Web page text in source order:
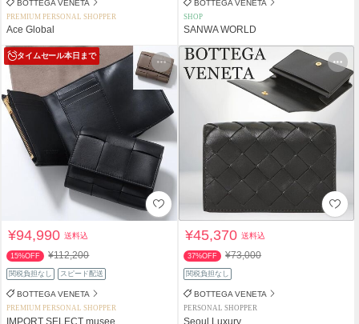
BOTTEGA VENETA
PREMIUM PERSONAL SHOPPER
Ace Global
BOTTEGA VENETA
SHOP
SANWA WORLD
タイムセール本日まで
¥94,990送料込
15%OFF ¥112,200
関税負担なし スピード配送
BOTTEGA VENETA
PREMIUM PERSONAL SHOPPER
IMPORT SELECT musee
¥45,370送料込
37%OFF ¥73,000
関税負担なし
BOTTEGA VENETA
PERSONAL SHOPPER
Seoul Luxury